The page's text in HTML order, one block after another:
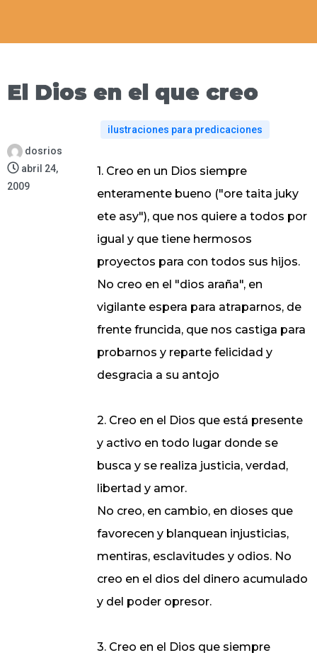
El Dios en el que creo
dosrios
abril 24,
2009
ilustraciones para predicaciones
1. Creo en un Dios siempre
enteramente bueno ("ore taita juky
ete asy"), que nos quiere a todos por
igual y que tiene hermosos
proyectos para con todos sus hijos.
No creo en el "dios araña", en
vigilante espera para atraparnos, de
frente fruncida, que nos castiga para
probarnos y reparte felicidad y
desgracia a su antojo
2. Creo en el Dios que está presente
y activo en todo lugar donde se
busca y se realiza justicia, verdad,
libertad y amor.
No creo, en cambio, en dioses que
favorecen y blanquean injusticias,
mentiras, esclavitudes y odios. No
creo en el dios del dinero acumulado
y del poder opresor.
3. Creo en el Dios que siempre